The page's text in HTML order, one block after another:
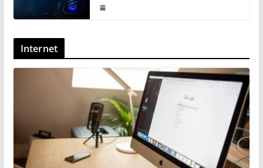
Internet